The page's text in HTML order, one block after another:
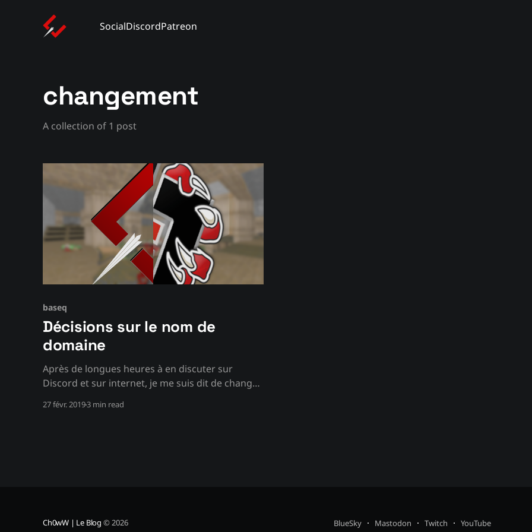
SocialDiscordPatreon
changement
A collection of 1 post
baseq
Décisions sur le nom de
domaine
Après de longues heures à en discuter sur
Discord et sur internet, je me suis dit de changer
web. Vous avez connu ce blog sous le nom de
27 févr. 20193 min read
Ch0wW | Le Blog © 2026 BlueSky Mastodon Twitch YouTube